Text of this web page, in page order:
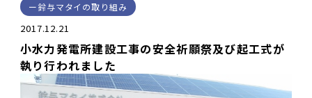
鈴与マタイの取り組み
2017.12.21
小水力発電所建設工事の安全祈願祭及び起工式が
執り行われました